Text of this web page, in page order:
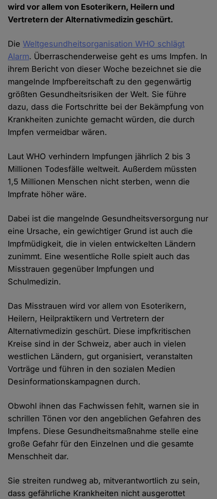
wird vor allem von Esoterikern, Heilern und
Vertretern der Alternativmedizin geschürt.
DieWeltgesundheitsorganisation WHO schlägt
Alarm. Überraschenderweise geht es ums Impfen. In
ihrem Bericht von dieser Woche bezeichnet sie die
mangelnde Impfbereitschaft zu den gegenwärtig
größten Gesundheitsrisiken der Welt. Sie führe
dazu, dass die Fortschritte bei der Bekämpfung von
Krankheiten zunichte gemacht würden, die durch
Impfen vermeidbar wären.
Laut WHO verhindern Impfungen jährlich 2 bis 3
Millionen Todesfälle weltweit. Außerdem müssten
1,5 Millionen Menschen nicht sterben, wenn die
Impfrate höher wäre.
Dabei ist die mangelnde Gesundheitsversorgung nur
eine Ursache, ein gewichtiger Grund ist auch die
Impfmüdigkeit, die in vielen entwickelten Ländern
zunimmt. Eine wesentliche Rolle spielt auch das
Misstrauen gegenüber Impfungen und
Schulmedizin.
Das Misstrauen wird vor allem von Esoterikern,
Heilern, Heilpraktikern und Vertretern der
Alternativmedizin geschürt. Diese impfkritischen
Kreise sind in der Schweiz, aber auch in vielen
westlichen Ländern, gut organisiert, veranstalten
Vorträge und führen in den sozialen Medien
Desinformationskampagnen durch.
Obwohl ihnen das Fachwissen fehlt, warnen sie in
schrillen Tönen vor den angeblichen Gefahren des
Impfens. Diese Gesundheitsmaßnahme stelle eine
große Gefahr für den Einzelnen und die gesamte
Menschheit dar.
Sie streiten rundweg ab, mitverantwortlich zu sein,
dass gefährliche Krankheiten nicht ausgerottet